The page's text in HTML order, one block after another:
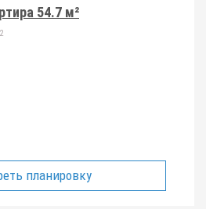
54.7 м²
2
планировку